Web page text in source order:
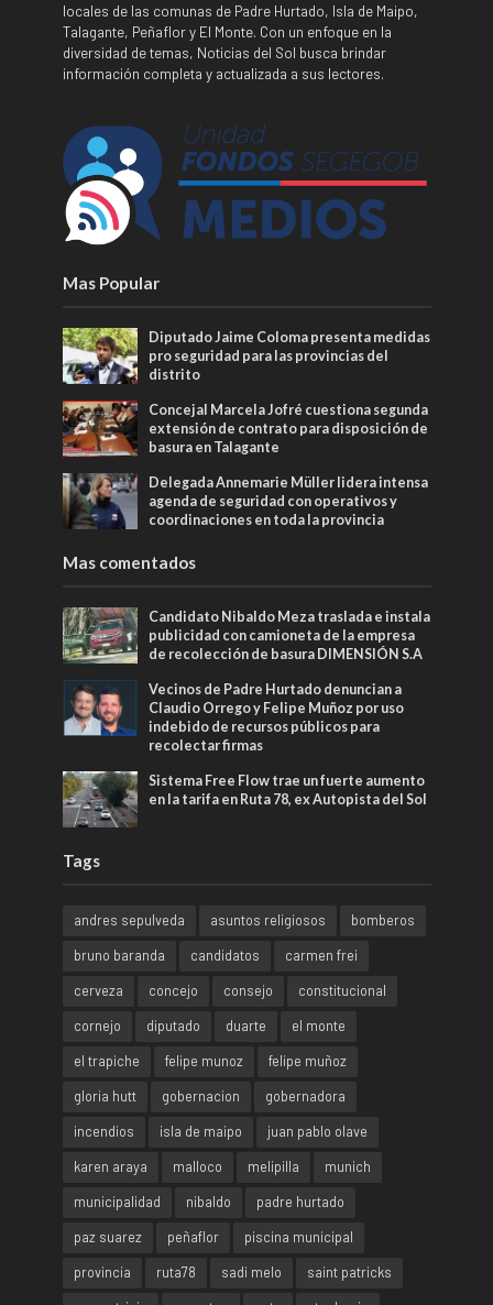
locales de las comunas de Padre Hurtado, Isla de Maipo,
Talagante, Peñaflor y El Monte. Con un enfoque en la
diversidad de temas, Noticias del Sol busca brindar
información completa y actualizada a sus lectores.
Mas Popular
Diputado Jaime Coloma presenta medidas
pro seguridad para las provincias del
distrito
Concejal Marcela Jofré cuestiona segunda
extensión de contrato para disposición de
basura en Talagante
Delegada Annemarie Müller lidera intensa
agenda de seguridad con operativos y
coordinaciones en toda la provincia
Mas comentados
Candidato Nibaldo Meza traslada e instala
publicidad con camioneta de la empresa
de recolección de basura DIMENSIÓN S.A
Vecinos de Padre Hurtado denuncian a
Claudio Orrego y Felipe Muñoz por uso
indebido de recursos públicos para
recolectar firmas
Sistema Free Flow trae un fuerte aumento
en la tarifa en Ruta 78, ex Autopista del Sol
Tags
andres sepulveda asuntos religiosos
bomberos
bruno baranda
candidatos
carmen frei
cerveza
concejo consejo
constitucional
cornejo
diputado duarte
el monte
el trapiche
felipe munoz
felipe muñoz
gloria hutt
gobernacion
gobernadora
incendios
isla de maipo
juan pablo olave
karen araya
malloco melipilla
munich
municipalidad
nibaldo
padre hurtado
paz suarez
peñaflor
piscina municipal
provincia
ruta78 sadi melo
saint patricks